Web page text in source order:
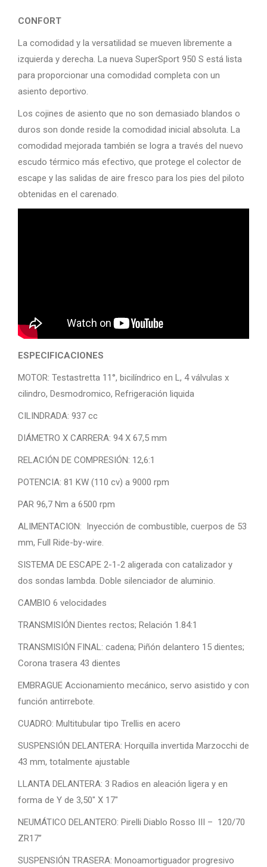
CONFORT
La comodidad y la versatilidad se mueven libremente a
izquierda y derecha. La nueva SuperSport 950 S está lista
para proporcionar una comodidad completa con un
asiento deportivo.
Los cojines de asiento que no son demasiado blandos o
duros son donde reside la comodidad inicial absoluta. La
comodidad mejorada también se logra a través del nuevo
escudo térmico más efectivo, que protege el colector de
escape y las salidas de aire fresco para los pies del piloto
obtenidas en el carenado.
ESPECIFICACIONES
MOTOR: Testastretta 11°, bicilíndrico en L, 4 válvulas x
cilindro, Desmodromico, Refrigeración liquida
CILINDRADA: 937 cc
DIÁMETRO X CARRERA: 94 X 67,5 mm
RELACIÓN DE COMPRESIÓN: 12,6:1
POTENCIA: 81 KW (110 cv) a 9000 rpm
PAR 96,7 Nm a 6500 rpm
ALIMENTACION: Inyección de combustible, cuerpos de 53
mm, Full Ride-by-wire.
SISTEMA DE ESCAPE 2-1-2 aligerada con catalizador y
dos sondas lambda. Doble silenciador de aluminio.
CAMBIO 6 velocidades
TRANSMISIÓN Dientes rectos; Relación 1.84:1
TRANSMISIÓN FINAL: cadena; Piñón delantero 15 dientes;
Corona trasera 43 dientes
EMBRAGUE Accionamiento mecánico, servo asistido y con
función antirrebote.
CUADRO: Multitubular tipo Trellis en acero
SUSPENSIÓN DELANTERA: Horquilla invertida Marzocchi de
43 mm, totalmente ajustable
LLANTA DELANTERA: 3 Radios en aleación ligera y en
forma de Y de 3,50″ X 17″
NEUMÁTICO DELANTERO: Pirelli Diablo Rosso III – 120/70
ZR17”
SUSPENSIÓN TRASERA: Monoamortiguador progresivo